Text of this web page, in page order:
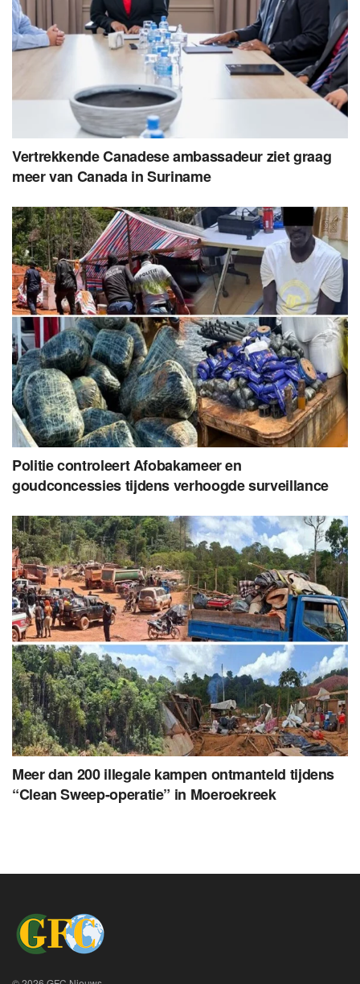
Vertrekkende Canadese ambassadeur ziet graag
meer van Canada in Suriname
Politie controleert Afobakameer en
goudconcessies tijdens verhoogde surveillance
Meer dan 200 illegale kampen ontmanteld tijdens
“Clean Sweep-operatie” in Moeroekreek